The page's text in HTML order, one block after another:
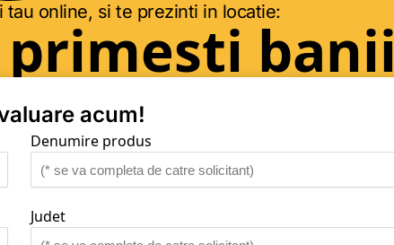
online, si te prezinti in locatie:
banii
acum!
Denumire produs
Judet